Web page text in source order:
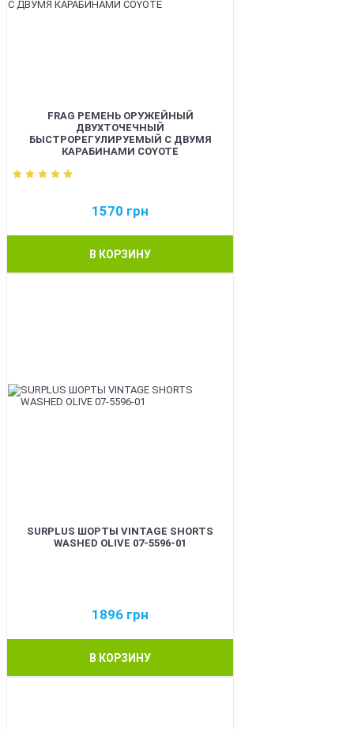
FRAG РЕМЕНЬ ОРУЖЕЙНЫЙ
ДВУХТОЧЕЧНЫЙ
БЫСТРОРЕГУЛИРУЕМЫЙ С ДВУМЯ
КАРАБИНАМИ COYOTE
1570 грн
В КОРЗИНУ
SURPLUS ШОРТЫ VINTAGE SHORTS
WASHED OLIVE 07-5596-01
1896 грн
В КОРЗИНУ